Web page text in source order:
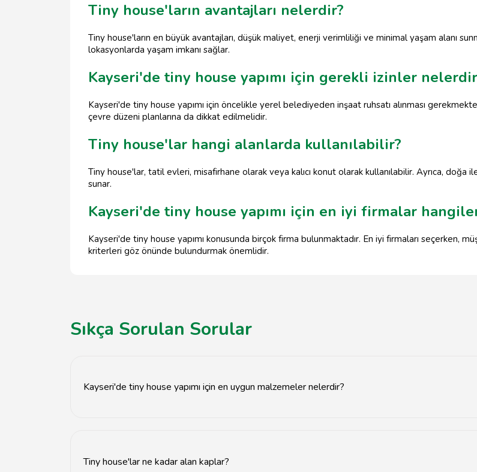
Tiny house'ların avantajları nelerdir?
Tiny house'ların en büyük avantajları, düşük maliyet, enerji verimliliği ve minimal yaşam alanı
lokasyonlarda yaşam imkanı sağlar.
Kayseri'de tiny house yapımı için gerekli izinler
Kayseri'de tiny house yapımı için öncelikle yerel belediyeden inşaat ruhsatı alınması
çevre düzeni planlarına da dikkat edilmelidir.
Tiny house'lar hangi alanlarda kullanılabilir?
Tiny house'lar, tatil evleri, misafirhane olarak veya kalıcı konut olarak kullanılabilir. Ayrıca,
sunar.
Kayseri'de tiny house yapımı için en iyi firmalar
Kayseri'de tiny house yapımı konusunda birçok firma bulunmaktadır. En iyi firmaları seçerken,
kriterleri göz önünde bulundurmak önemlidir.
Sıkça Sorulan Sorular
Kayseri'de tiny house yapımı için en uygun malzemeler nelerdir?
Tiny house'lar ne kadar alan kaplar?